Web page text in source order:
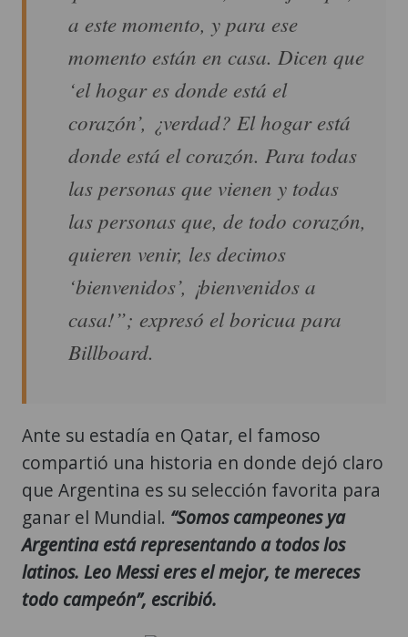
a este momento, y para ese
momento están en casa. Dicen que
‘el hogar es donde está el
corazón’, ¿verdad? El hogar está
donde está el corazón. Para todas
las personas que vienen y todas
las personas que, de todo corazón,
quieren venir, les decimos
‘bienvenidos’, ¡bienvenidos a
casa!”; expresó el boricua para
Billboard.
Ante su estadía en Qatar, el famoso
compartió una historia en donde dejó claro
que Argentina es su selección favorita para
ganar el Mundial. “Somos campeones ya
Argentina está representando a todos los
latinos. Leo Messi eres el mejor, te mereces
todo campeón”, escribió.